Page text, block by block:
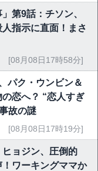
第9話：チソン、
指示に直面！まさ
[08月08日17時58分]
パク・ウンビン＆
恋へ？ “恋人すぎ
故の謎
[08月08日17時19分]
ヒョジン、圧倒的
ワーキングママか